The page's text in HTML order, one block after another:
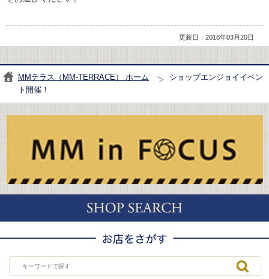
更新日：2018年03月20日
MMテラス（MM-TERRACE） ホーム
ショップエンジョイイベン
ト開催！